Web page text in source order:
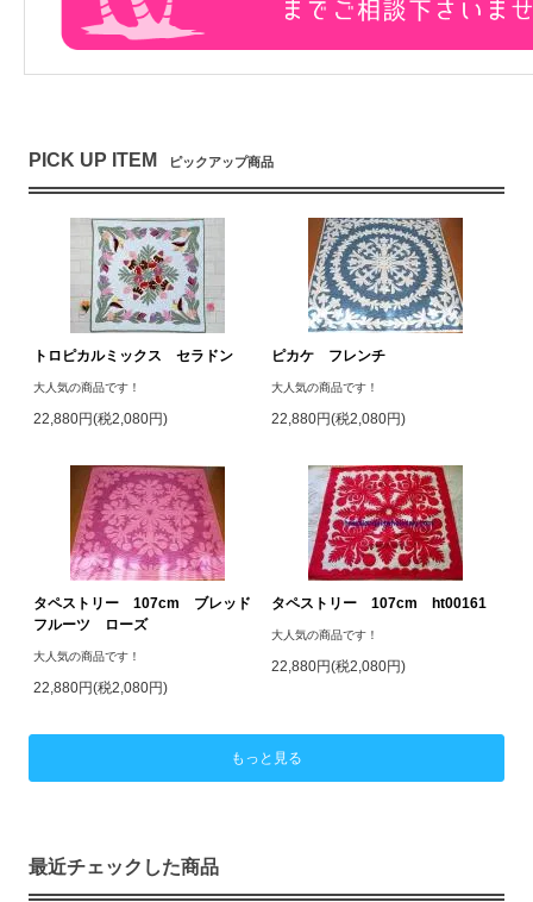
PICK UP ITEM ピックアップ商品
トロピカルミックス セラドン
大人気の商品です！
22,880円(税2,080円)
ピカケ フレンチ
大人気の商品です！
22,880円(税2,080円)
タペストリー 107cm ブレッド
フルーツ ローズ
大人気の商品です！
22,880円(税2,080円)
タペストリー 107cm ht00161
大人気の商品です！
22,880円(税2,080円)
もっと見る
最近チェックした商品